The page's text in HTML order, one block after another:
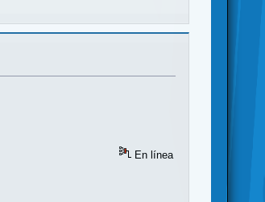
En línea